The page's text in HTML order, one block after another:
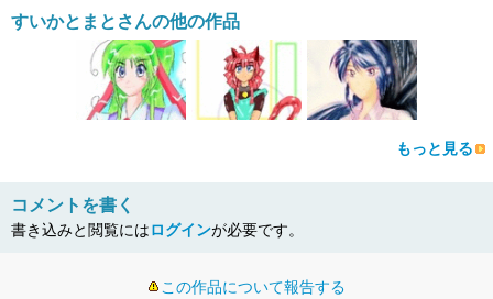
すいかとまとさんの他の作品
もっと見る
コメントを書く
書き込みと閲覧にはログインが必要です。
この作品について報告する